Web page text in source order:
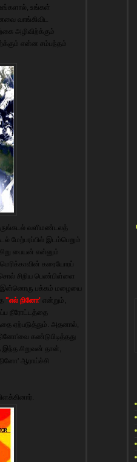
உங்கள்
வாங்கிவிட
அழிவிற்க்கும்
என்ன சம்பந்தம்
வளிமண்டலத்
மேற்பரப்பில் இடம்பெறும்
பையன் என்னும்
கரையோரப்
சொல் சிறிய பெண்பிள்ளை
இன்னொரு பக்கம் மழையை
"எல் நினோ' என்றும்,
நீரோட்டத்தை
ஏற்படுத்தும். அதனால்,
கண்டுபிடித்தது
சிறுவன் தான்,
ஆராய்ச்சி